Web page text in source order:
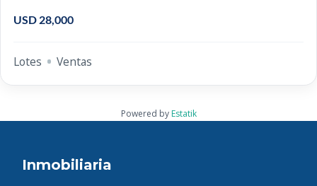
USD 28,000
Lotes Ventas
Powered by Estatik
Inmobiliaria